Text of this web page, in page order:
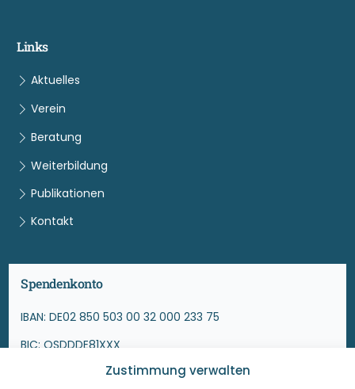
Zustimmung verwalten
Links
Aktuelles
Verein
Beratung
Weiterbildung
Publikationen
Kontakt
Spendenkonto
IBAN: DE02 850 503 00 32 000 233 75
BIC: OSDDDE81XXX
Ostsächsische Sparkasse